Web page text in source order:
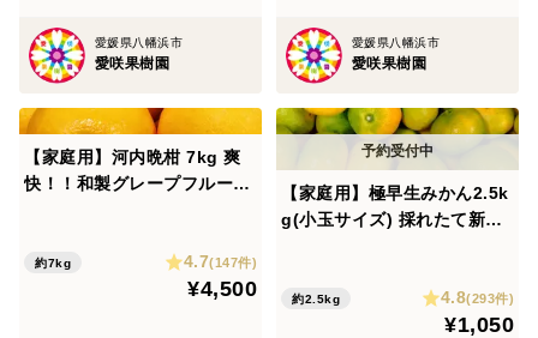
愛媛県八幡浜市
愛咲果樹園
愛媛県八幡浜市
愛咲果樹園
【家庭用】河内晩柑 7kg 爽
快！！和製グレープフルーツ
約7kg 4.7(147件)
¥4,500
【家庭用】極早生みかん2.5k
g(小玉サイズ) 採れたて新
約2.5kg 4.8(293件)
¥1,050